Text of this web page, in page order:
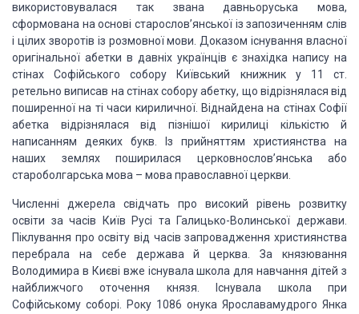
використовувалася так звана давньоруська мова,
сформована на основі старослов’янської із запозиченням слів
і цілих зворотів із розмовної мови. Доказом існування власної
оригінальної абетки в давніх українців є знахідка напису на
стінах Софійського собору Київський книжник у 11 ст.
ретельно виписав на стінах собору абетку, що відрізнялася від
поширенної на ті часи кириличної. Віднайдена на стінах Софії
абетка відрізнялася від пізнішої кирилиці кількістю й
написанням деяких букв. Із прийняттям християнства на
наших землях поширилася церковнослов’янська або
староболгарська мова – мова православної церкви.
Численні джерела свідчать про високий рівень розвитку
освіти за часів Київ Русі та Галицько-Волинської держави.
Піклування про освіту від часів запровадження християнства
перебрала на себе держава й церква. За князювання
Володимира в Києві вже існувала школа для навчання дітей з
найближчого оточення князя. Існувала школа при
Софійському соборі. Року 1086 онука Ярославамудрого Янка